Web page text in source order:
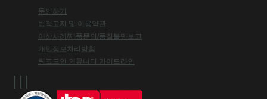
문의하기
법적고지 및 이용약관
이상사례/제품문의/품질불만보고
개인정보처리방침
링크드인 커뮤니티 가이드라인